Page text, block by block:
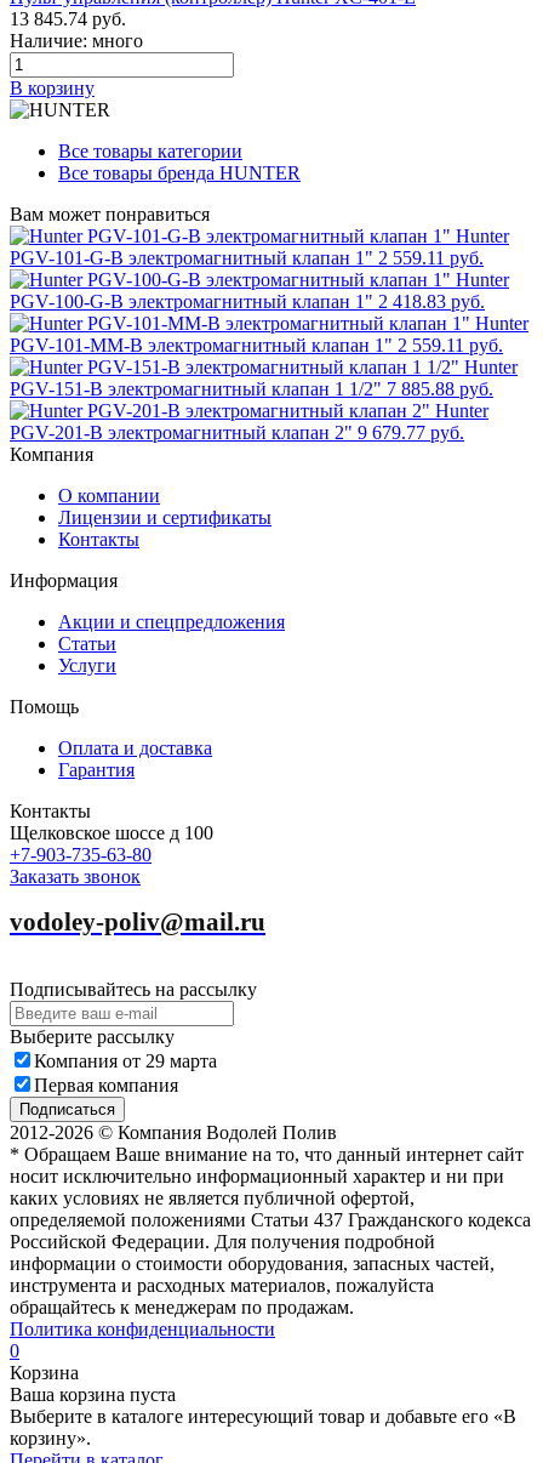
13 845.74 руб.
Наличие: много
В корзину
Все товары категории
Все товары бренда HUNTER
Вам может понравиться
Hunter
PGV-101-G-B электромагнитный клапан 1" 2 559.11 руб.
Hunter
PGV-100-G-B электромагнитный клапан 1" 2 418.83 руб.
Hunter
PGV-101-MM-B электромагнитный клапан 1" 2 559.11 руб.
Hunter
PGV-151-B электромагнитный клапан 1 1/2" 7 885.88 руб.
Hunter
PGV-201-B электромагнитный клапан 2" 9 679.77 руб.
Компания
О компании
Лицензии и сертификаты
Контакты
Информация
Акции и спецпредложения
Статьи
Услуги
Помощь
Оплата и доставка
Гарантия
Контакты
Щелковское шоссе д 100
+7-903-735-63-80
Заказать звонок
vodoley-poliv@mail.ru
Подписывайтесь на рассылку
Выберите рассылку
Компания от 29 марта
Первая компания
Подписаться
2012-2026 © Компания Водолей Полив
* Обращаем Ваше внимание на то, что данный интернет сайт
носит исключительно информационный характер и ни при
каких условиях не является публичной офертой,
определяемой положениями Статьи 437 Гражданского кодекса
Российской Федерации. Для получения подробной
информации о стоимости оборудования, запасных частей,
инструмента и расходных материалов, пожалуйста
обращайтесь к менеджерам по продажам.
Политика конфиденциальности
0
Корзина
Ваша корзина пуста
Выберите в каталоге интересующий товар и добавьте его «В
корзину».